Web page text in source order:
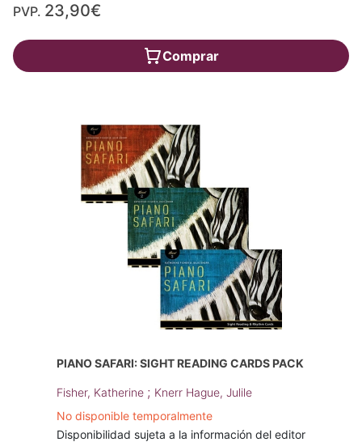
PVP. 23,90€
Comprar
PIANO SAFARI: SIGHT READING CARDS PACK
Fisher, Katherine ; Knerr Hague, Julile
No disponible temporalmente
Disponibilidad sujeta a la información del editor